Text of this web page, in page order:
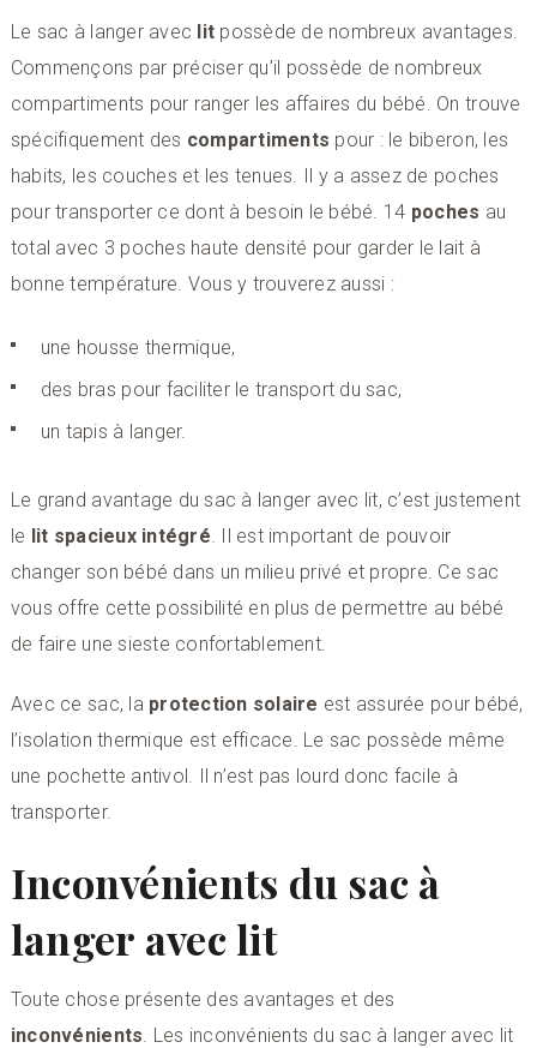
Le sac à langer avec lit possède de nombreux avantages.
Commençons par préciser qu’il possède de nombreux
compartiments pour ranger les affaires du bébé. On trouve
spécifiquement des compartiments pour : le biberon, les
habits, les couches et les tenues. Il y a assez de poches
pour transporter ce dont à besoin le bébé. 14 poches au
total avec 3 poches haute densité pour garder le lait à
bonne température. Vous y trouverez aussi :
une housse thermique,
des bras pour faciliter le transport du sac,
un tapis à langer.
Le grand avantage du sac à langer avec lit, c’est justement
le lit spacieux intégré. Il est important de pouvoir
changer son bébé dans un milieu privé et propre. Ce sac
vous offre cette possibilité en plus de permettre au bébé
de faire une sieste confortablement.
Avec ce sac, la protection solaire est assurée pour bébé,
l’isolation thermique est efficace. Le sac possède même
une pochette antivol. Il n’est pas lourd donc facile à
transporter.
Inconvénients du sac à
langer avec lit
Toute chose présente des avantages et des
inconvénients. Les inconvénients du sac à langer avec lit